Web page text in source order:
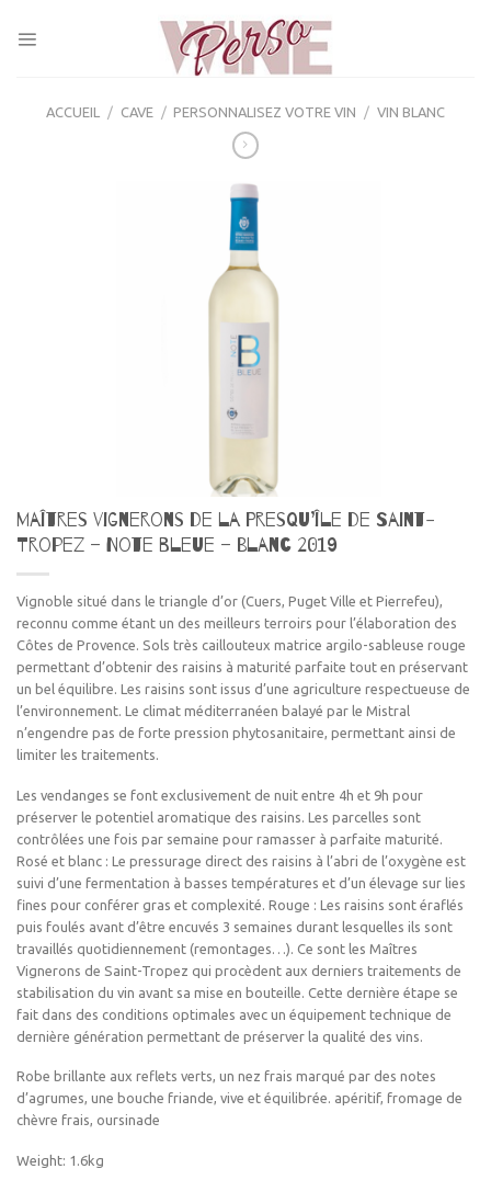
ACCUEIL / CAVE / PERSONNALISEZ VOTRE VIN / VIN BLANC
Maîtres vignerons de la Presqu’île de Saint-
Tropez – Note bleue – Blanc 2019
Vignoble situé dans le triangle d’or (Cuers, Puget Ville et Pierrefeu),
reconnu comme étant un des meilleurs terroirs pour l’élaboration des
Côtes de Provence. Sols très caillouteux matrice argilo-sableuse rouge
permettant d’obtenir des raisins à maturité parfaite tout en préservant
un bel équilibre. Les raisins sont issus d’une agriculture respectueuse de
l’environnement. Le climat méditerranéen balayé par le Mistral
n’engendre pas de forte pression phytosanitaire, permettant ainsi de
limiter les traitements.
Les vendanges se font exclusivement de nuit entre 4h et 9h pour
préserver le potentiel aromatique des raisins. Les parcelles sont
contrôlées une fois par semaine pour ramasser à parfaite maturité.
Rosé et blanc : Le pressurage direct des raisins à l’abri de l’oxygène est
suivi d’une fermentation à basses températures et d’un élevage sur lies
fines pour conférer gras et complexité. Rouge : Les raisins sont éraflés
puis foulés avant d’être encuvés 3 semaines durant lesquelles ils sont
travaillés quotidiennement (remontages…). Ce sont les Maîtres
Vignerons de Saint-Tropez qui procèdent aux derniers traitements de
stabilisation du vin avant sa mise en bouteille. Cette dernière étape se
fait dans des conditions optimales avec un équipement technique de
dernière génération permettant de préserver la qualité des vins.
Robe brillante aux reflets verts, un nez frais marqué par des notes
d’agrumes, une bouche friande, vive et équilibrée. apéritif, fromage de
chèvre frais, oursinade
Weight: 1.6kg